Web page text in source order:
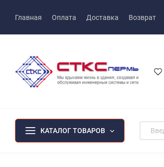
Главная Оплата Доставка Возврат
КАТАЛОГ ТОВАРОВ